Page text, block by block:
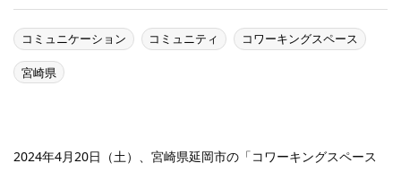
コミュニケーション コミュニティ コワーキングスペース
宮崎県
2024年4月20日（土）、宮崎県延岡市の「コワーキングスペース